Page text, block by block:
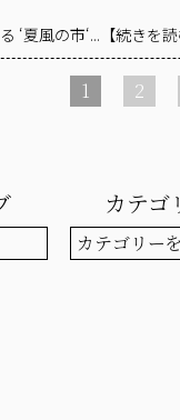
‘夏風の市‘...【続きを読
1 2
カテゴ
カ
テ